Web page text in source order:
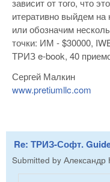
зависит от того, что
итеративно выйдем
или обозначим
точки: ИМ - $30000,
ТРИЗ e-book, 40
Сергей Малкин
www.pretiumllc.com
Re: ТРИЗ-Софт.
Submitted by Александр